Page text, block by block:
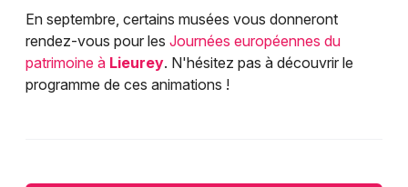
En septembre, certains musées vous donneront
rendez-vous pour les Journées européennes du
patrimoine à Lieurey. N'hésitez pas à découvrir le
programme de ces animations !